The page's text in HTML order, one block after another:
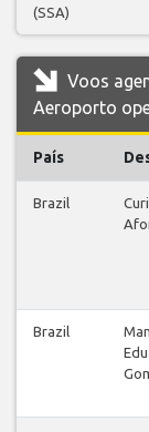
(SSA)
Voos
Aeroporto
País
Brazil
Brazil